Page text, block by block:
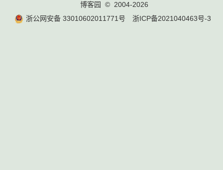
博客园
© 2004-2026
浙公网安备 33010602011771号
浙ICP备2021040463号-3